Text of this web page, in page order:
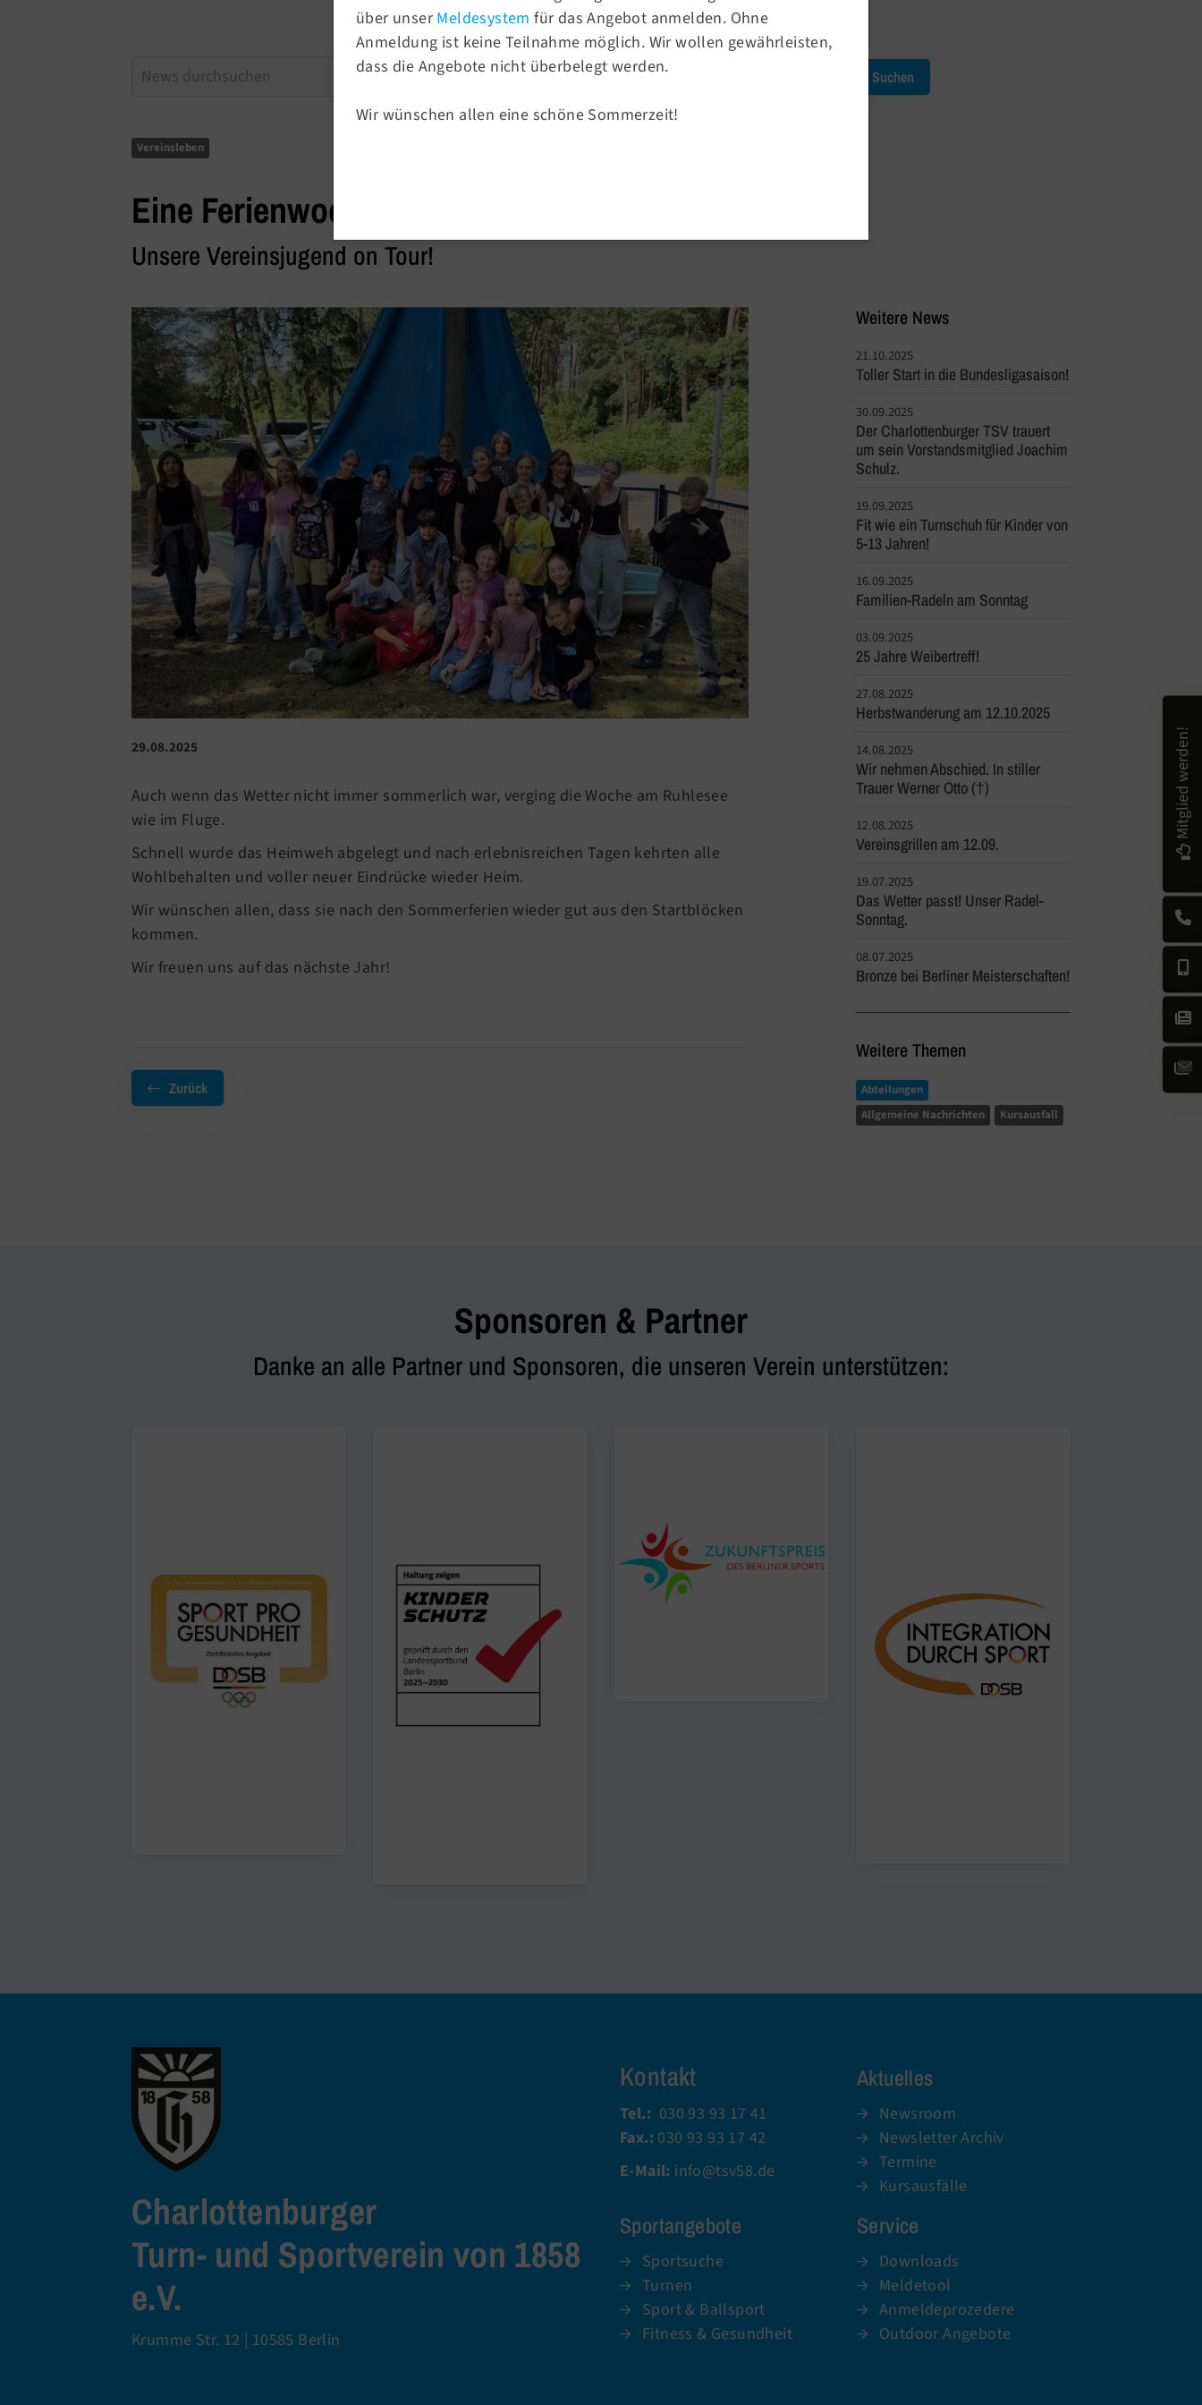
Vereinsleben
Eine Ferienwoche in Marienwerder
Unsere Vereinsjugend on Tour!
29.08.2025
Auch wenn das Wetter nicht immer sommerlich war, verging die Woche am Ruhlesee
wie im Fluge.
Schnell wurde das Heimweh abgelegt und nach erlebnisreichen Tagen kehrten alle
Wohlbehalten und voller neuer Eindrücke wieder Heim.
Wir wünschen allen, dass sie nach den Sommerferien wieder gut aus den Startblöcken
kommen.
Wir freuen uns auf das nächste Jahr!
Zurück
Weitere News
21.10.2025
Toller Start in die Bundesligasaison!
30.09.2025
Der Charlottenburger TSV trauert
um sein Vorstandsmitglied Joachim
Schulz.
19.09.2025
Fit wie ein Turnschuh für Kinder von
5-13 Jahren!
16.09.2025
Familien-Radeln am Sonntag
03.09.2025
25 Jahre Weibertreff!
27.08.2025
Herbstwanderung am 12.10.2025
14.08.2025
Wir nehmen Abschied. In stiller
Trauer Werner Otto (†)
12.08.2025
Vereinsgrillen am 12.09.
19.07.2025
Das Wetter passt! Unser Radel-
Sonntag.
08.07.2025
Bronze bei Berliner Meisterschaften!
Weitere Themen
Abteilungen
Allgemeine Nachrichten
Kursausfall
Sponsoren & Partner
Danke an alle Partner und Sponsoren, die unseren Verein unterstützen:
Charlottenburger
Turn- und Sportverein von 1858
e.V.
Krumme Str. 12 | 10585 Berlin
Kontakt
Tel.: 030 93 93 17 41
Fax.: 030 93 93 17 42
E-Mail: info@tsv58.de
Aktuelles
Newsroom
Newsletter Archiv
Termine
Kursausfälle
Sportangebote
Sportsuche
Turnen
Sport & Ballsport
Fitness & Gesundheit
Service
Downloads
Meldetool
Anmeldeprozedere
Outdoor Angebote
Mitglied werden!
Charlottenburger
Turn- und Sportverein von 1858
e.V.
Sportangebote
Turnen
Service
Downloads
über unserMeldesystem für das Angebot anmelden. Ohne
Anmeldung ist keine Teilnahme möglich. Wir wollen gewährleisten,
dass die Angebote nicht überbelegt werden.
Wir wünschen allen eine schöne Sommerzeit!